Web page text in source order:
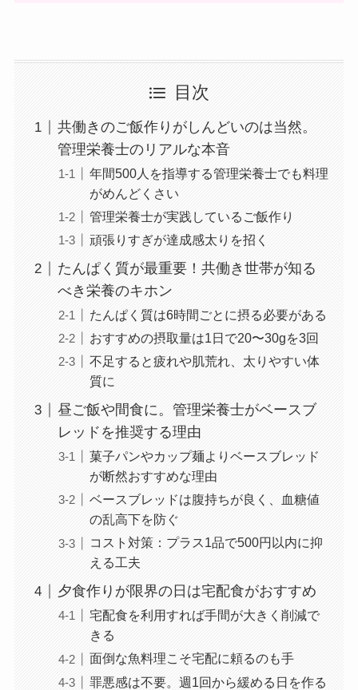
目次
共働きのご飯作りがしんどいのは当然。
管理栄養士のリアルな本音
年間500人を指導する管理栄養士でも料理
がめんどくさい
管理栄養士が実践しているご飯作り
頑張りすぎが達成感太りを招く
たんぱく質が最重要！共働き世帯が知る
べき栄養のキホン
たんぱく質は6時間ごとに摂る必要がある
おすすめの摂取量は1日で20〜30gを3回
不足すると疲れや肌荒れ、太りやすい体
質に
昼ご飯や間食に。管理栄養士がベースブ
レッドを推奨する理由
菓子パンやカップ麺よりベースブレッド
が断然おすすめな理由
ベースブレッドは腹持ちが良く、血糖値
の乱高下を防ぐ
コスト対策：プラス1品で500円以内に抑
える工夫
夕食作りが限界の日は宅配食がおすすめ
宅配食を利用すれば手間が大きく削減で
きる
面倒な魚料理こそ宅配に頼るのも手
罪悪感は不要。週1回から緩める日を作る